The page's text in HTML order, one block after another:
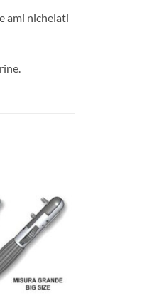
ami nichelati